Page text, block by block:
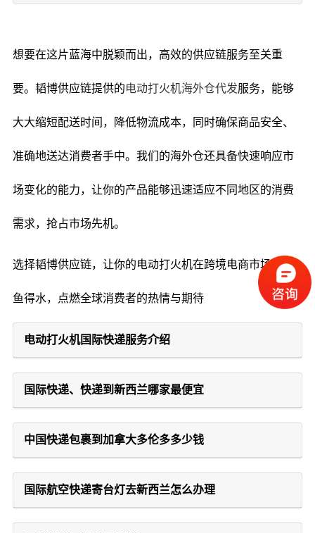
想要在这片蓝海中脱颖而出，高效的供应链服务至关重
要。韬博供应链提供的电动打火机海外仓代发服务，能够
大大缩短配送时间，降低物流成本，同时确保商品安全、
准确地送达消费者手中。我们的海外仓还具备快速响应市
场变化的能力，让你的产品能够迅速适应不同地区的消费
需求，抢占市场先机。
选择韬博供应链，让你的电动打火机在跨境电商市场上如
鱼得水，点燃全球消费者的热情与期待
电动打火机国际快递服务介绍
国际快递、快递到新西兰哪家最便宜
中国快递包裹到加拿大多伦多多少钱
国际航空快递寄台灯去新西兰怎么办理